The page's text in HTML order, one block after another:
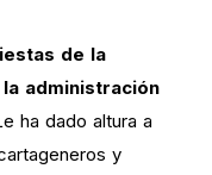
de la
administración
ha dado altura a
y